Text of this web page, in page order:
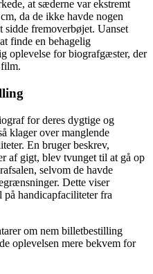
at sæderne var ekstremt
da de ikke havde nogen
sidde fremoverbøjet. Uanset
finde en behagelig
oplevelse for biografgæster, der
for deres dygtige og
klager over manglende
En bruger beskrev,
af gigt, blev tvunget til at gå op
selvom de havde
Dette viser
på handicapfaciliteter fra
om nem billetbestilling
oplevelsen mere bekvem for